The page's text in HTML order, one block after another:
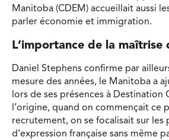
Manitoba (CDEM) accueillait aussi
parler économie et immigration.
L’importance de la maîtrise
Daniel Stephens confirme par
mesure des années, le Manitoba a
lors de ses présences à Destination
l’origine, quand on commençait ce
recrutement, on se focalisait sur les
d’expression française sans même